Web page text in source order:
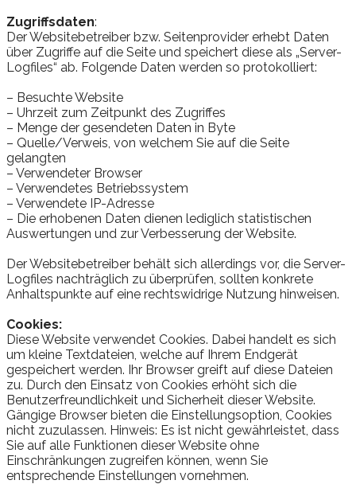
Zugriffsdaten:
Der Websitebetreiber bzw. Seitenprovider erhebt Daten
über Zugriffe auf die Seite und speichert diese als „Server-
Logfiles“ ab. Folgende Daten werden so protokolliert:
– Besuchte Website
– Uhrzeit zum Zeitpunkt des Zugriffes
– Menge der gesendeten Daten in Byte
– Quelle/Verweis, von welchem Sie auf die Seite
gelangten
– Verwendeter Browser
– Verwendetes Betriebssystem
– Verwendete IP-Adresse
– Die erhobenen Daten dienen lediglich statistischen
Auswertungen und zur Verbesserung der Website.
Der Websitebetreiber behält sich allerdings vor, die Server-
Logfiles nachträglich zu überprüfen, sollten konkrete
Anhaltspunkte auf eine rechtswidrige Nutzung hinweisen.
Cookies:
Diese Website verwendet Cookies. Dabei handelt es sich
um kleine Textdateien, welche auf Ihrem Endgerät
gespeichert werden. Ihr Browser greift auf diese Dateien
zu. Durch den Einsatz von Cookies erhöht sich die
Benutzerfreundlichkeit und Sicherheit dieser Website.
Gängige Browser bieten die Einstellungsoption, Cookies
nicht zuzulassen. Hinweis: Es ist nicht gewährleistet, dass
Sie auf alle Funktionen dieser Website ohne
Einschränkungen zugreifen können, wenn Sie
entsprechende Einstellungen vornehmen.